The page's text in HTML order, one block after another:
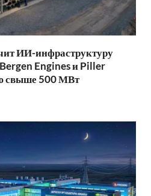
ИИ-инфраструктуру
Engines и Piller
свыше 500 МВт